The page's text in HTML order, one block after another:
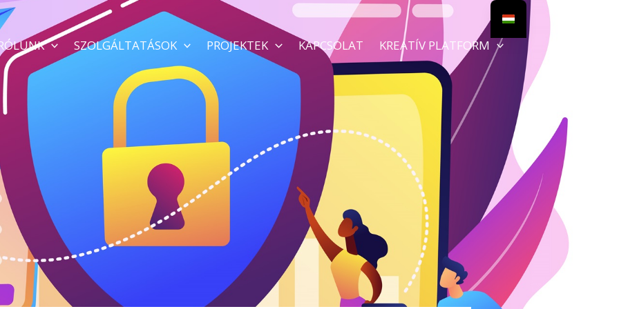
SZOLGÁLTATÁSOK PROJEKTEK KAPCSOLAT KREATÍV PLATFORM